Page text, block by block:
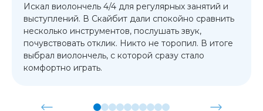
Искал виолончель 4/4 для регулярных занятий и
выступлений. В Скайбит дали спокойно сравнить
несколько инструментов, послушать звук,
почувствовать отклик. Никто не торопил. В итоге
выбрал виолончель, с которой сразу стало
комфортно играть.